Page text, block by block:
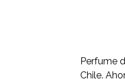
Perfume
Chile.